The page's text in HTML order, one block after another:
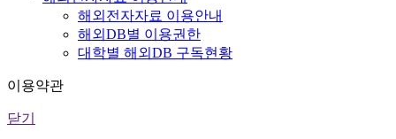
해외전자자료 이용안내
해외DB별 이용권한
대학별 해외DB 구독현황
이용약관
닫기